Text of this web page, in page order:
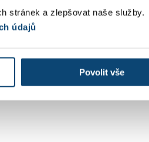
stránek a zlepšovat naše služby.
údajů
Povolit vše
řešení vašich problémů,
daních, nebo jiných platbách.